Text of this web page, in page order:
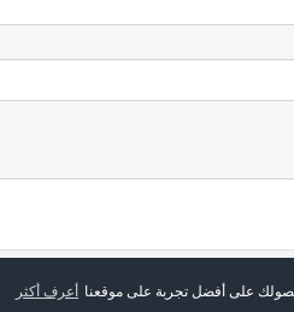
على أفضل تجربة على موقعنا أعرف أكثر